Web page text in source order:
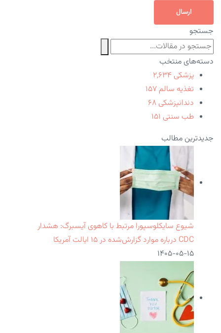
ارسال
جستجو
دسته‌های منتخب
پزشکی ۲,۶۳۴
تغذیه سالم ۱۵۷
دندانپزشکی ۶۸
طب سنتی ۱۵۱
جدیدترین مطالب
شیوع سایکلوسپورا مرتبط با کاهوی آیسبرگ: هشدار
CDC درباره موارد گزارش‌شده در ۱۵ ایالت آمریکا
۱۴۰۵-۰۵-۱۵